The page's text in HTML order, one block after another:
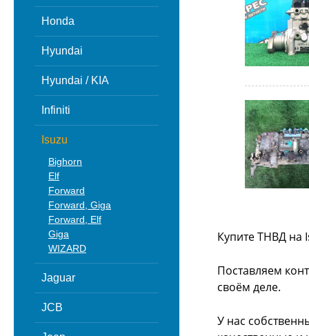
Honda
Hyundai
Hyundai / KIA
Infiniti
Isuzu
Bighorn
Elf
Forward
Forward, Giga
Forward, Elf
Giga
WIZARD
Jaguar
JCB
Купите ТНВД на
Поставляем
своём деле.
У нас